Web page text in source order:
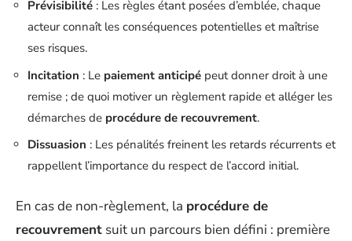
Prévisibilité : Les règles étant posées d’emblée, chaque
acteur connaît les conséquences potentielles et maîtrise
ses risques.
Incitation : Le paiement anticipé peut donner droit à une
remise ; de quoi motiver un règlement rapide et alléger les
démarches de procédure de recouvrement.
Dissuasion : Les pénalités freinent les retards récurrents et
rappellent l’importance du respect de l’accord initial.
En cas de non-règlement, la procédure de
recouvrement suit un parcours bien défini : première